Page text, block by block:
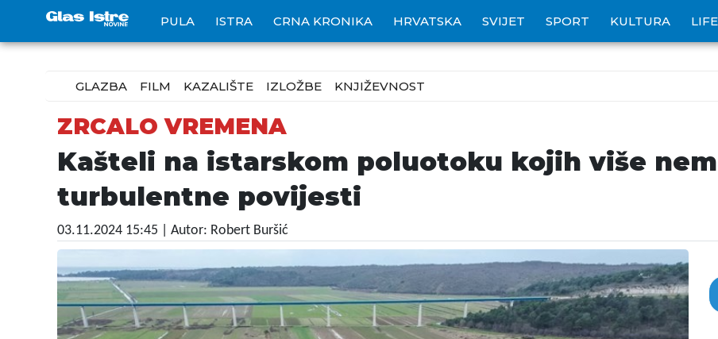
PULA ISTRA CRNA KRONIKA HRVATSKA SVIJET SPORT KULTURA
GLAZBA FILM KAZALIŠTE IZLOŽBE KNJIŽEVNOST
ZRCALO VREMENA
Kašteli na istarskom poluotoku kojih više
turbulentne povijesti
03.11.2024 15:45 | Autor: Robert Buršić